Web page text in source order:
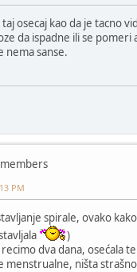
taj osecaj kao da je tacno
da ispadne ili se pomeri
nema sanse.
PM
spirale, ovako kako
)
recimo dva dana, osećala
menstrualne, ništa